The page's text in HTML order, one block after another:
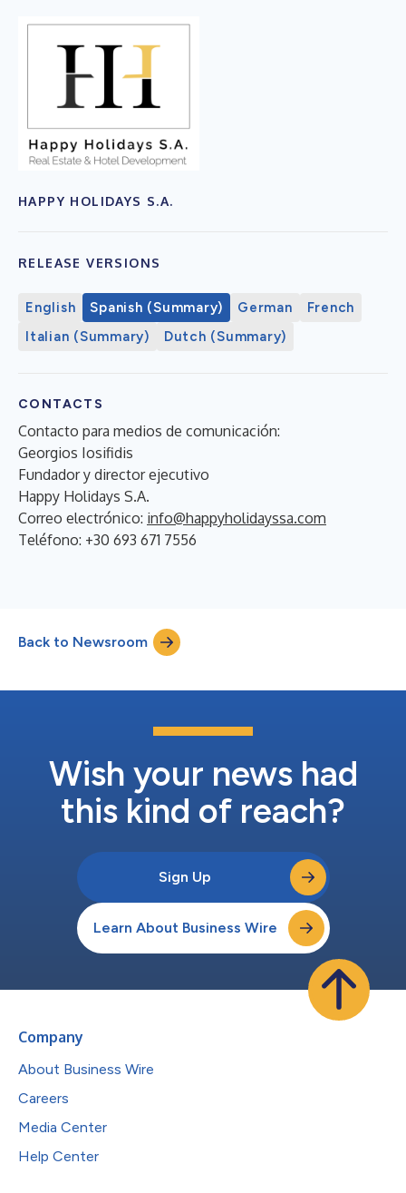
HAPPY HOLIDAYS S.A.
RELEASE VERSIONS
English Spanish (Summary) German
French
Italian (Summary)
Dutch (Summary)
CONTACTS
Contacto para medios de comunicación:
Georgios Iosifidis
Fundador y director ejecutivo
Happy Holidays S.A.
Correo electrónico: info@happyholidayssa.com
Teléfono: +30 693 671 7556
Back to Newsroom
Wish your news had
this kind of reach?
Sign Up
Learn About Business Wire
Company
About Business Wire
Careers
Media Center
Help Center